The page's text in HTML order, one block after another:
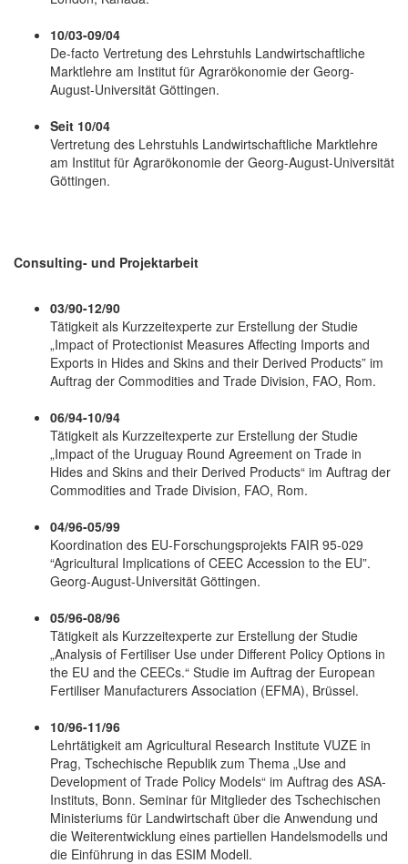
10/03-09/04
De-facto Vertretung des Lehrstuhls Landwirtschaftliche
Marktlehre am Institut für Agrarökonomie der Georg-
August-Universität Göttingen.
Seit 10/04
Vertretung des Lehrstuhls Landwirtschaftliche Marktlehre
am Institut für Agrarökonomie der Georg-August-Universität
Göttingen.
Consulting- und Projektarbeit
03/90-12/90
Tätigkeit als Kurzzeitexperte zur Erstellung der Studie
„Impact of Protectionist Measures Affecting Imports and
Exports in Hides and Skins and their Derived Products” im
Auftrag der Commodities and Trade Division, FAO, Rom.
06/94-10/94
Tätigkeit als Kurzzeitexperte zur Erstellung der Studie
„Impact of the Uruguay Round Agreement on Trade in
Hides and Skins and their Derived Products“ im Auftrag der
Commodities and Trade Division, FAO, Rom.
04/96-05/99
Koordination des EU-Forschungsprojekts FAIR 95-029
“Agricultural Implications of CEEC Accession to the EU”.
Georg-August-Universität Göttingen.
05/96-08/96
Tätigkeit als Kurzzeitexperte zur Erstellung der Studie
„Analysis of Fertiliser Use under Different Policy Options in
the EU and the CEECs.“ Studie im Auftrag der European
Fertiliser Manufacturers Association (EFMA), Brüssel.
10/96-11/96
Lehrtätigkeit am Agricultural Research Institute VUZE in
Prag, Tschechische Republik zum Thema „Use and
Development of Trade Policy Models“ im Auftrag des ASA-
Instituts, Bonn. Seminar für Mitglieder des Tschechischen
Ministeriums für Landwirtschaft über die Anwendung und
die Weiterentwicklung eines partiellen Handelsmodells und
die Einführung in das ESIM Modell.